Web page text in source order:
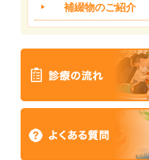
補綴物のご紹介